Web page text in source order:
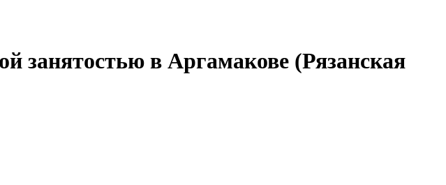
занятостью в Аргамакове (Рязанская